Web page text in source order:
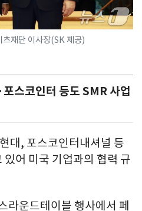
츠재단 이사장(SK 제공)
스코인터 등도 SMR 사업
대, 포스코인터내셔널 등
어 미국 기업과의 협력 규
라운드테이블 행사에서 페